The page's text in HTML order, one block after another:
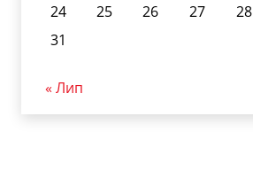
24
25 26 27 28
31
« Лип